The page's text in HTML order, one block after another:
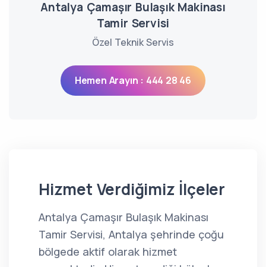
Antalya Çamaşır Bulaşık Makinası
Tamir Servisi
Özel Teknik Servis
Hemen Arayın : 444 28 46
Hizmet Verdiğimiz İlçeler
Antalya Çamaşır Bulaşık Makinası
Tamir Servisi, Antalya şehrinde çoğu
bölgede aktif olarak hizmet